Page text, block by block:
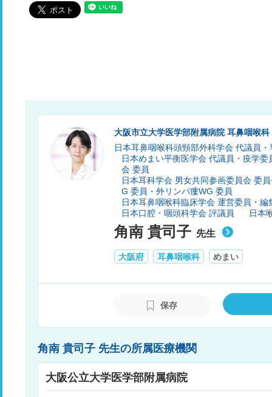
大阪市立大学医学部附属病院 耳鼻咽喉科
日本耳鼻咽喉科頭頸部外科学会 代議員
日本めまい平衡医学会 代議員・疫学
会 委員
日本耳科学会 男女共同参画委員会 委
G 委員・外リンパ瘻WG 委員
日本耳鼻咽喉科臨床学会 運営委員・編
日本口腔・咽頭科学会 評議員
日本
角南 貴司子 先生
大阪府 耳鼻咽喉科 めまい
保存
角南 貴司子 先生の所属医療機関
大阪公立大学医学部附属病院